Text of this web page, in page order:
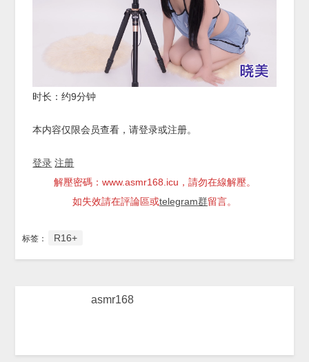
时长：约9分钟
本内容仅限会员查看，请登录或注册。
登录 注册
解壓密碼：www.asmr168.icu，請勿在線解壓。
如失效請在評論區或telegram群留言。
标签： R16+
asmr168